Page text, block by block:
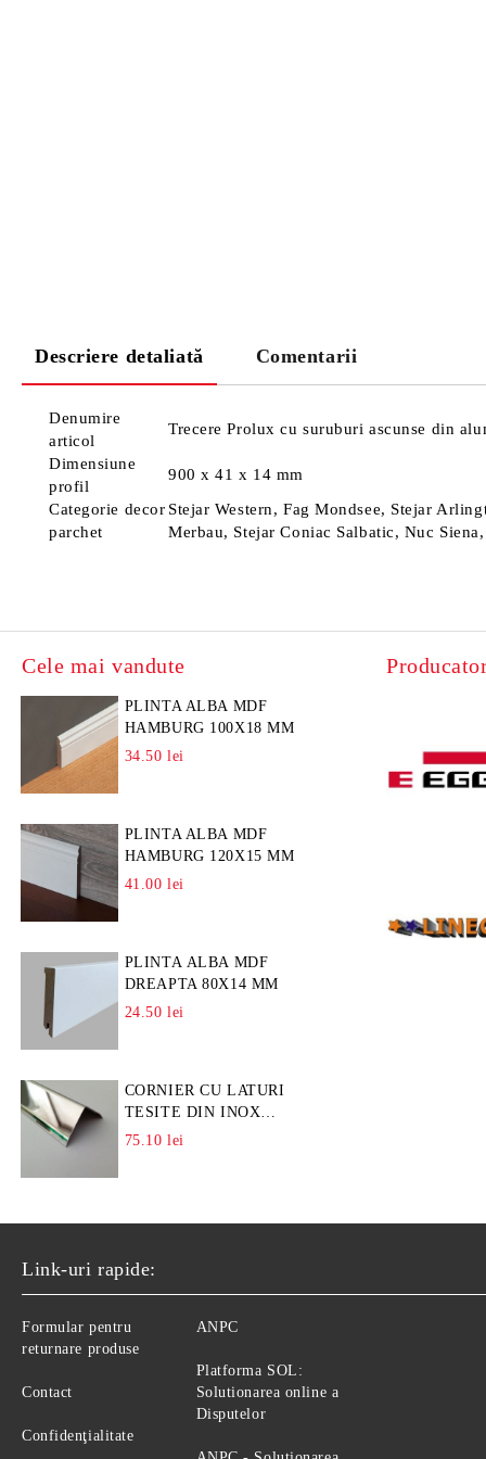
Descriere detaliată Comentarii
Denumire
articol
Trecere Prolux cu suruburi ascunse din
Dimensiune
profil
900 x 41 x 14 mm
Categorie decor
parchet
Stejar Western, Fag Mondsee, Stejar
Merbau, Stejar Coniac Salbatic, Nuc
Cele mai vandute
PLINTA ALBA MDF
HAMBURG 100X18 MM
34.50 lei
PLINTA ALBA MDF
HAMBURG 120X15 MM
41.00 lei
PLINTA ALBA MDF
DREAPTA 80X14 MM
24.50 lei
CORNIER CU LATURI
TESITE DIN INOX
L=A=25MM
75.10 lei
Link-uri rapide:
Formular pentru
returnare produse
Contact
Confidenţialitate
ANPC
Platforma SOL:
Solutionarea online a
Disputelor